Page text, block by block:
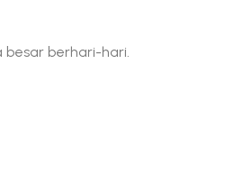
besar berhari-hari.